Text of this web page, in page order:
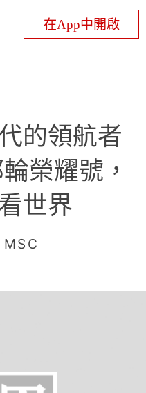
在App中開啟
的領航者
榮耀號，
世界